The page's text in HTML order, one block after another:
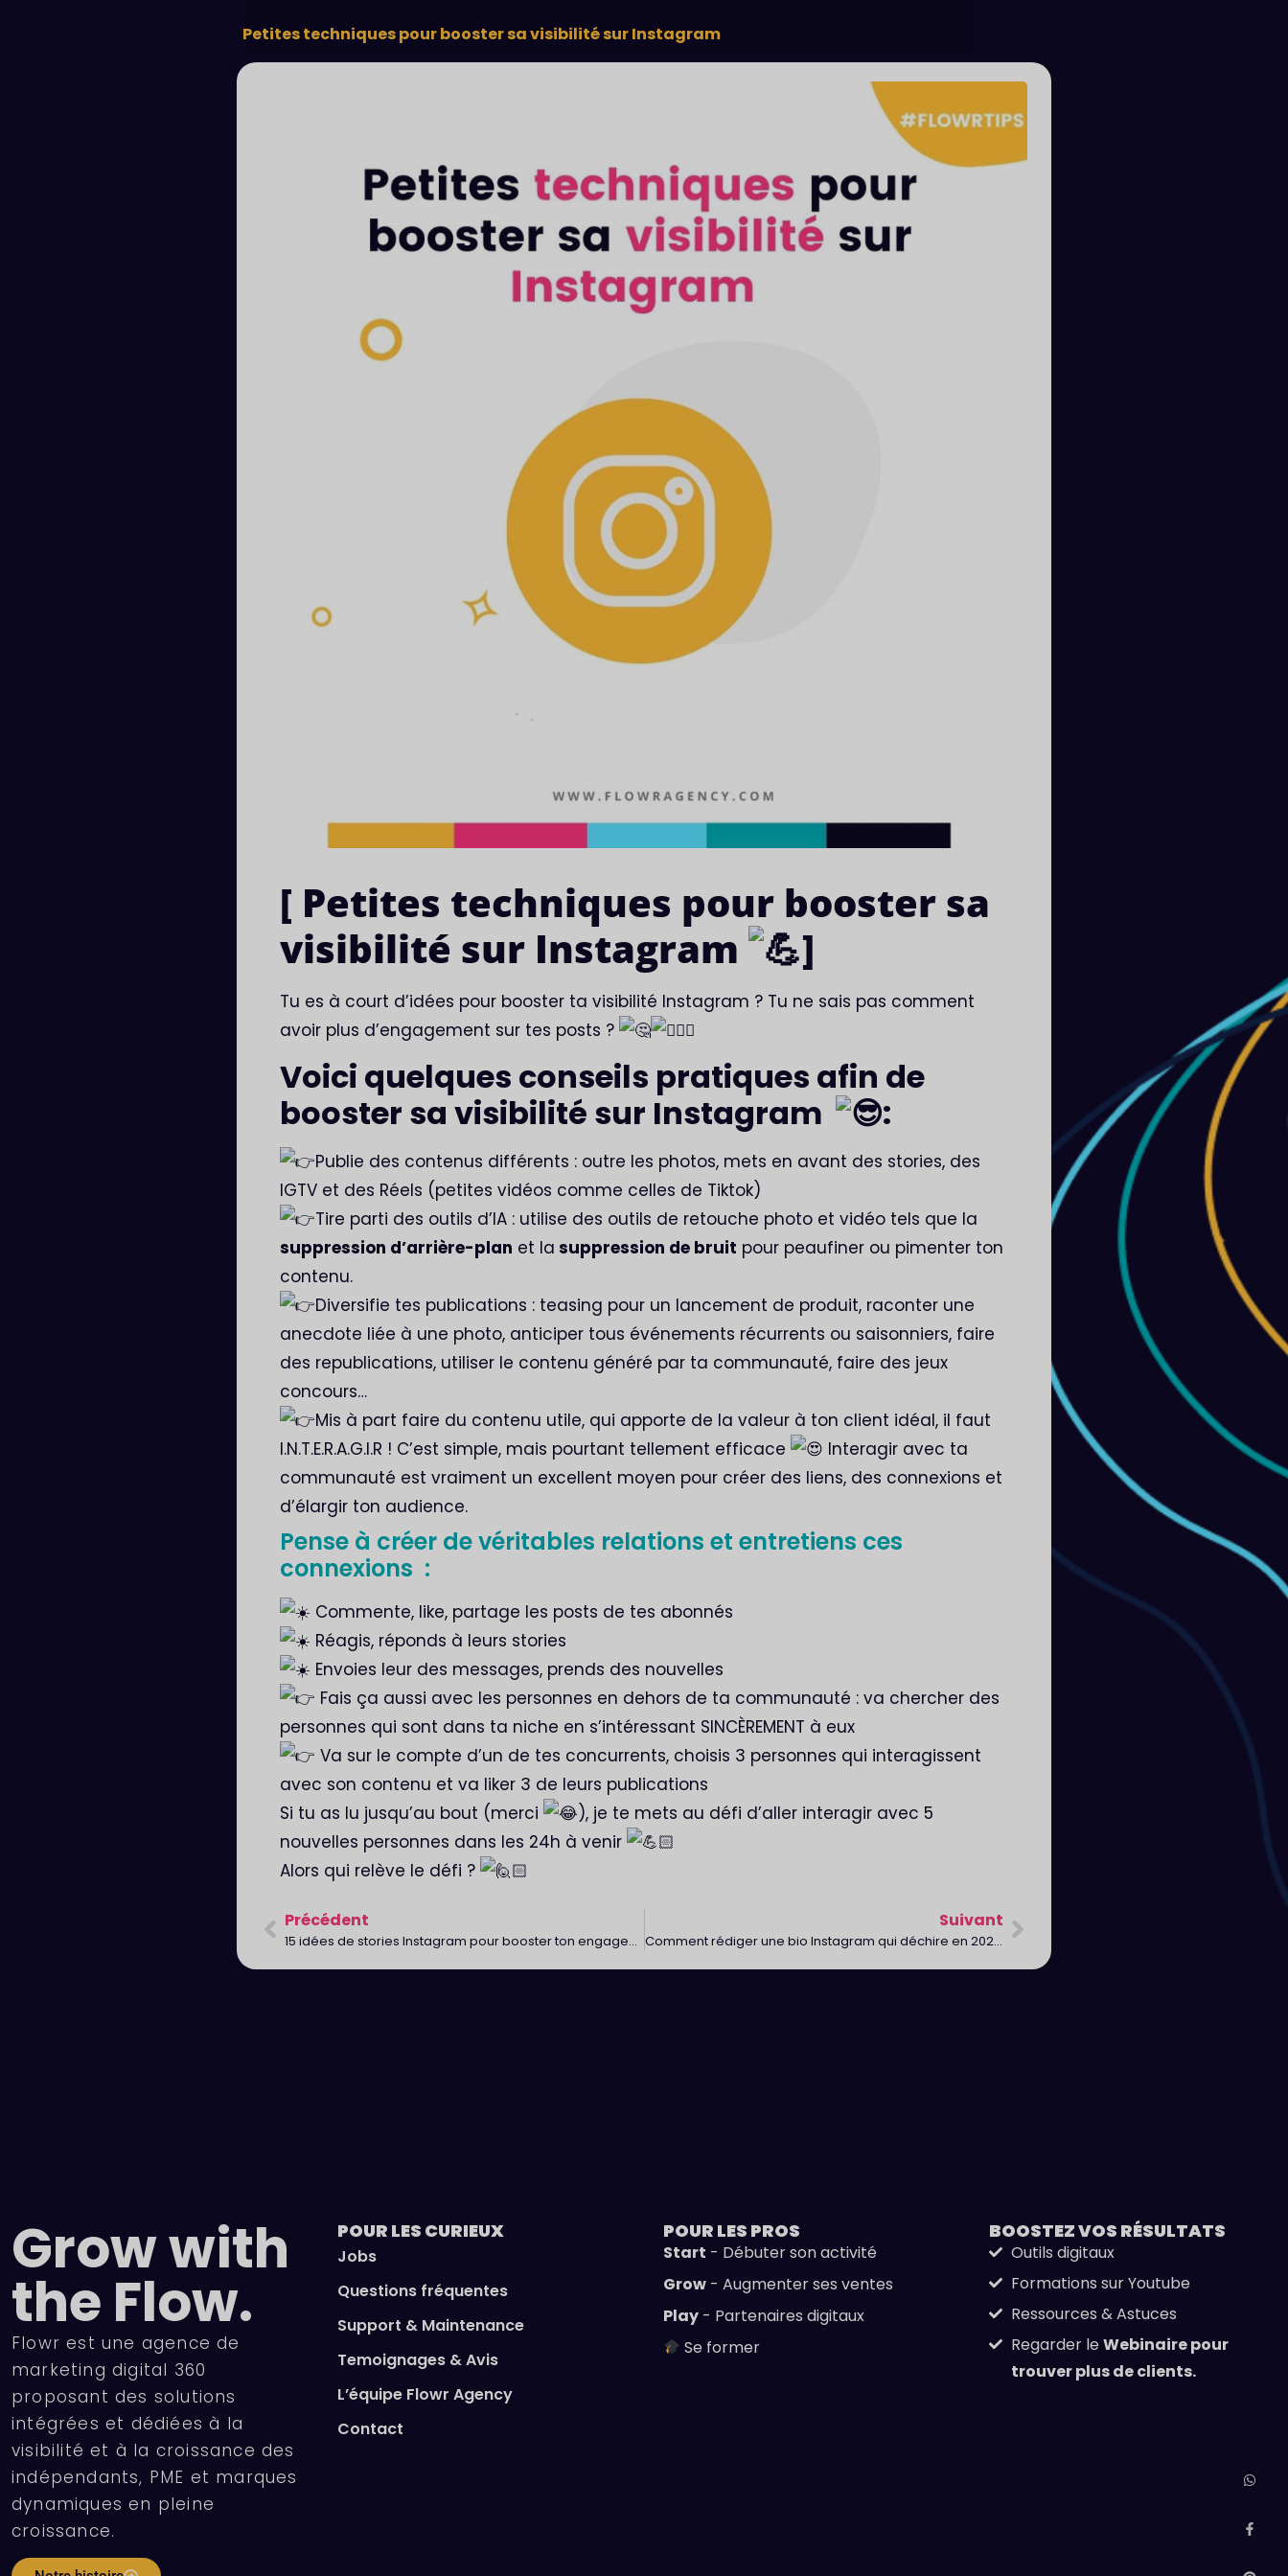
Rédaction
Petites techniques pour booster sa visibilité sur Instagram
[ Petites techniques pour booster sa
visibilité sur Instagram
]
Tu es à court d’idées pour booster ta visibilité Instagram ? Tu ne sais pas comment
avoir plus d’engagement sur tes posts ?
Voici quelques conseils pratiques afin de
booster sa visibilité sur Instagram
:
Publie des contenus différents : outre les photos, mets en avant des stories, des
IGTV et des Réels (petites vidéos comme celles de Tiktok)
Tire parti des outils d’IA : utilise des outils de retouche photo et vidéo tels que la
suppression d’arrière-plan et la suppression de bruit pour peaufiner ou pimenter ton
contenu.
Diversifie tes publications : teasing pour un lancement de produit, raconter une
anecdote liée à une photo, anticiper tous événements récurrents ou saisonniers, faire
des republications, utiliser le contenu généré par ta communauté, faire des jeux
concours…
Mis à part faire du contenu utile, qui apporte de la valeur à ton client idéal, il faut
I.N.T.E.R.A.G.I.R ! C’est simple, mais pourtant tellement efficace
Interagir avec ta
communauté est vraiment un excellent moyen pour créer des liens, des connexions et
d’élargir ton audience.
Pense à créer de véritables relations et entretiens ces
connexions :
Commente, like, partage les posts de tes abonnés
Réagis, réponds à leurs stories
Envoies leur des messages, prends des nouvelles
Fais ça aussi avec les personnes en dehors de ta communauté : va chercher des
personnes qui sont dans ta niche en s’intéressant SINCÈREMENT à eux
Va sur le compte d’un de tes concurrents, choisis 3 personnes qui interagissent
avec son contenu et va liker 3 de leurs publications
Si tu as lu jusqu’au bout (merci
), je te mets au défi d’aller interagir avec 5
nouvelles personnes dans les 24h à venir
Alors qui relève le défi ?
Précédent
15 idées de stories Instagram pour booster ton engagement
Suivant
Comment rédiger une bio Instagram qui déchire en 2021 ?
Grow with
the Flow.
Flowr est une agence de
marketing digital 360
proposant des solutions
intégrées et dédiées à la
visibilité et à la croissance des
indépendants, PME et marques
dynamiques en pleine
croissance.
POUR LES CURIEUX
Jobs
Questions fréquentes
Support & Maintenance
Temoignages & Avis
L’équipe Flowr Agency
Contact
POUR LES PROS
Start - Débuter son activité
Grow - Augmenter ses ventes
Play - Partenaires digitaux
Se former
BOOSTEZ VOS RÉSULTATS
Outils digitaux
Formations sur Youtube
Ressources & Astuces
Regarder leWebinaire pour
trouver plus de clients.